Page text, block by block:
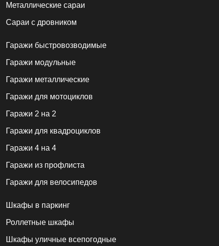
Металлические сараи
Сараи с дровником
Гаражи быстровозводимые
Гаражи модульные
Гаражи металлические
Гаражи для мотоциклов
Гаражи 2 на 2
Гаражи для квадроциклов
Гаражи 4 на 4
Гаражи из профлиста
Гаражи для велосипедов
Шкафы в паркинг
Роллетные шкафы
Шкафы уличные всепогодные